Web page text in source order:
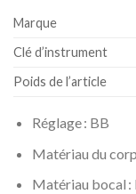
Marque
Clé d’instrument
Poids de l’article
Réglage : BB
Matériau du
Matériau bocal :